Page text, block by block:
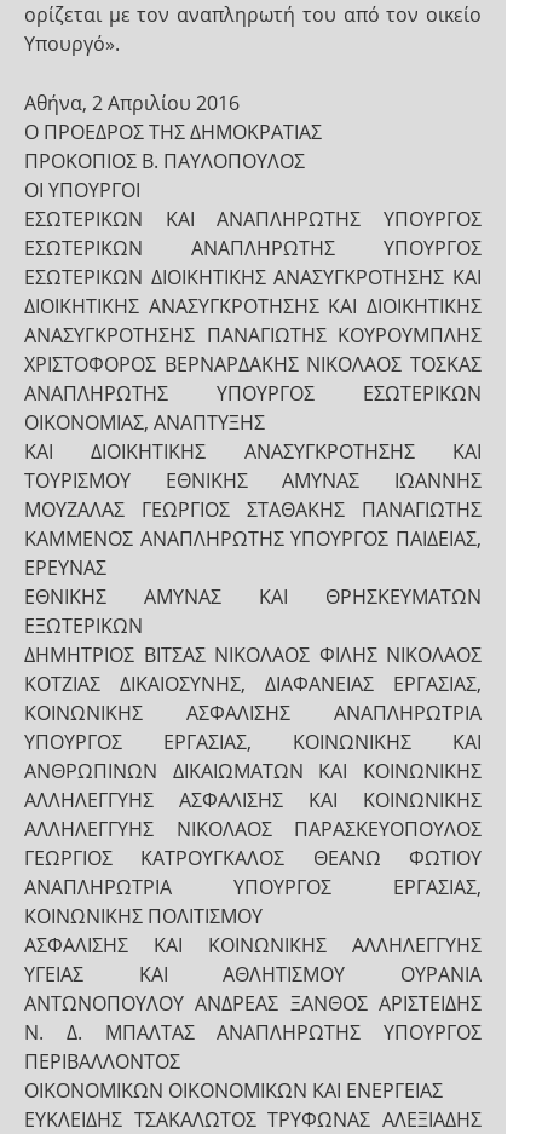
ορίζεται με τον αναπληρωτή του από τον οικείο
Υπουργό».
Αθήνα, 2 Απριλίου 2016
Ο ΠΡΟΕΔΡΟΣ ΤΗΣ ΔΗΜΟΚΡΑΤΙΑΣ
ΠΡΟΚΟΠΙΟΣ Β. ΠΑΥΛΟΠΟΥΛΟΣ
ΟΙ ΥΠΟΥΡΓΟΙ
ΕΣΩΤΕΡΙΚΩΝ ΚΑΙ ΑΝΑΠΛΗΡΩΤΗΣ ΥΠΟΥΡΓΟΣ
ΕΣΩΤΕΡΙΚΩΝ ΑΝΑΠΛΗΡΩΤΗΣ ΥΠΟΥΡΓΟΣ
ΕΣΩΤΕΡΙΚΩΝ ΔΙΟΙΚΗΤΙΚΗΣ ΑΝΑΣΥΓΚΡΟΤΗΣΗΣ ΚΑΙ
ΔΙΟΙΚΗΤΙΚΗΣ ΑΝΑΣΥΓΚΡΟΤΗΣΗΣ ΚΑΙ ΔΙΟΙΚΗΤΙΚΗΣ
ΑΝΑΣΥΓΚΡΟΤΗΣΗΣ ΠΑΝΑΓΙΩΤΗΣ ΚΟΥΡΟΥΜΠΛΗΣ
ΧΡΙΣΤΟΦΟΡΟΣ ΒΕΡΝΑΡΔΑΚΗΣ ΝΙΚΟΛΑΟΣ ΤΟΣΚΑΣ
ΑΝΑΠΛΗΡΩΤΗΣ ΥΠΟΥΡΓΟΣ ΕΣΩΤΕΡΙΚΩΝ
ΟΙΚΟΝΟΜΙΑΣ, ΑΝΑΠΤΥΞΗΣ
ΚΑΙ ΔΙΟΙΚΗΤΙΚΗΣ ΑΝΑΣΥΓΚΡΟΤΗΣΗΣ ΚΑΙ
ΤΟΥΡΙΣΜΟΥ ΕΘΝΙΚΗΣ ΑΜΥΝΑΣ ΙΩΑΝΝΗΣ
ΜΟΥΖΑΛΑΣ ΓΕΩΡΓΙΟΣ ΣΤΑΘΑΚΗΣ ΠΑΝΑΓΙΩΤΗΣ
ΚΑΜΜΕΝΟΣ ΑΝΑΠΛΗΡΩΤΗΣ ΥΠΟΥΡΓΟΣ ΠΑΙΔΕΙΑΣ,
ΕΡΕΥΝΑΣ
ΕΘΝΙΚΗΣ ΑΜΥΝΑΣ ΚΑΙ ΘΡΗΣΚΕΥΜΑΤΩΝ
ΕΞΩΤΕΡΙΚΩΝ
ΔΗΜΗΤΡΙΟΣ ΒΙΤΣΑΣ ΝΙΚΟΛΑΟΣ ΦΙΛΗΣ ΝΙΚΟΛΑΟΣ
ΚΟΤΖΙΑΣ ΔΙΚΑΙΟΣΥΝΗΣ, ΔΙΑΦΑΝΕΙΑΣ ΕΡΓΑΣΙΑΣ,
ΚΟΙΝΩΝΙΚΗΣ ΑΣΦΑΛΙΣΗΣ ΑΝΑΠΛΗΡΩΤΡΙΑ
ΥΠΟΥΡΓΟΣ ΕΡΓΑΣΙΑΣ, ΚΟΙΝΩΝΙΚΗΣ ΚΑΙ
ΑΝΘΡΩΠΙΝΩΝ ΔΙΚΑΙΩΜΑΤΩΝ ΚΑΙ ΚΟΙΝΩΝΙΚΗΣ
ΑΛΛΗΛΕΓΓΥΗΣ ΑΣΦΑΛΙΣΗΣ ΚΑΙ ΚΟΙΝΩΝΙΚΗΣ
ΑΛΛΗΛΕΓΓΥΗΣ ΝΙΚΟΛΑΟΣ ΠΑΡΑΣΚΕΥΟΠΟΥΛΟΣ
ΓΕΩΡΓΙΟΣ ΚΑΤΡΟΥΓΚΑΛΟΣ ΘΕΑΝΩ ΦΩΤΙΟΥ
ΑΝΑΠΛΗΡΩΤΡΙΑ ΥΠΟΥΡΓΟΣ ΕΡΓΑΣΙΑΣ,
ΚΟΙΝΩΝΙΚΗΣ ΠΟΛΙΤΙΣΜΟΥ
ΑΣΦΑΛΙΣΗΣ ΚΑΙ ΚΟΙΝΩΝΙΚΗΣ ΑΛΛΗΛΕΓΓΥΗΣ
ΥΓΕΙΑΣ ΚΑΙ ΑΘΛΗΤΙΣΜΟΥ ΟΥΡΑΝΙΑ
ΑΝΤΩΝΟΠΟΥΛΟΥ ΑΝΔΡΕΑΣ ΞΑΝΘΟΣ ΑΡΙΣΤΕΙΔΗΣ
Ν. Δ. ΜΠΑΛΤΑΣ ΑΝΑΠΛΗΡΩΤΗΣ ΥΠΟΥΡΓΟΣ
ΠΕΡΙΒΑΛΛΟΝΤΟΣ
ΟΙΚΟΝΟΜΙΚΩΝ ΟΙΚΟΝΟΜΙΚΩΝ ΚΑΙ ΕΝΕΡΓΕΙΑΣ
ΕΥΚΛΕΙΔΗΣ ΤΣΑΚΑΛΩΤΟΣ ΤΡΥΦΩΝΑΣ ΑΛΕΞΙΑΔΗΣ